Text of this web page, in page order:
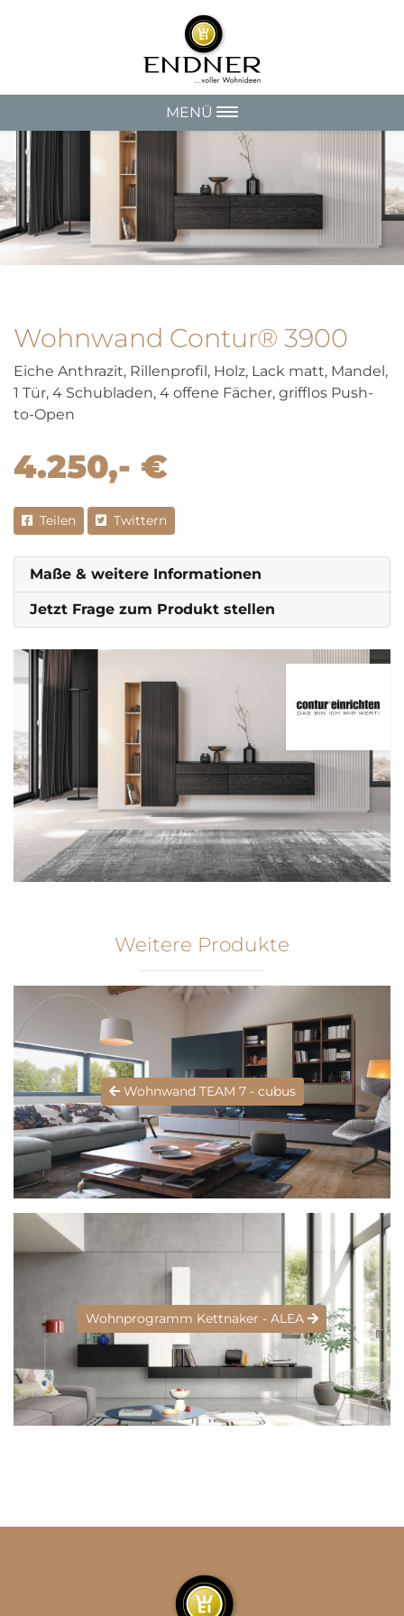
MENÜ
Wohnwand Contur® 3900
Eiche Anthrazit, Rillenprofil, Holz, Lack matt, Mandel,
1 Tür, 4 Schubladen, 4 offene Fächer, grifflos Push-
to-Open
4.250,- €
Teilen Twittern
Maße & weitere Informationen
Jetzt Frage zum Produkt stellen
Weitere Produkte
Wohnwand TEAM 7 - cubus
Wohnprogramm Kettnaker - ALEA